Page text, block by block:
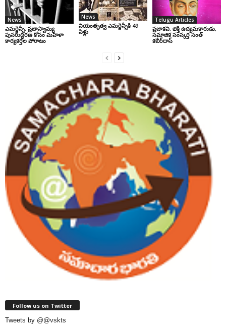
News
ఎమర్జెన్సీ: ప్రజాస్వామ్య
పునరుద్ధరణ కోసం మహిళా
కార్యకర్తల పోరాటం
News
నియంతృత్వ ఎమర్జెన్సీకి 49
ఏళ్లు
Telugu Articles
ప్రజాకవి, భక్తి ఉద్యమకారుడు,
సమాజిక సంస్కర్త సంత్‌
కబీర్‌దాస్‌
Follow us on Twitter
Tweets by @@vskts